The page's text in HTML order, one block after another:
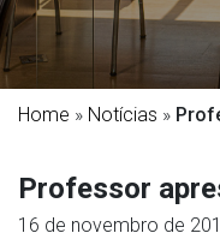
Home » Notícias »
Professor
16 de novembro de